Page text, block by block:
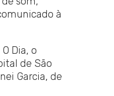
à
Dia, o
de São
Garcia, de